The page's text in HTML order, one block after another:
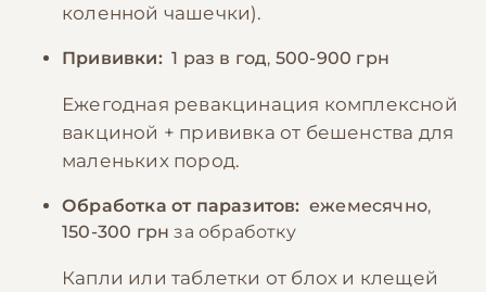
коленной чашечки).
Прививки: 1 раз в год, 500-900 грн
Ежегодная ревакцинация комплексной
вакциной + прививка от бешенства для
маленьких пород.
Обработка от паразитов: ежемесячно,
150-300 грн за обработку
Капли или таблетки от блох и клещей